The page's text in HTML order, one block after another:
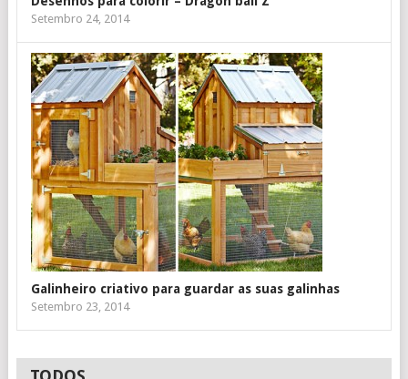
Setembro 24, 2014
Galinheiro criativo para guardar as suas galinhas
Setembro 23, 2014